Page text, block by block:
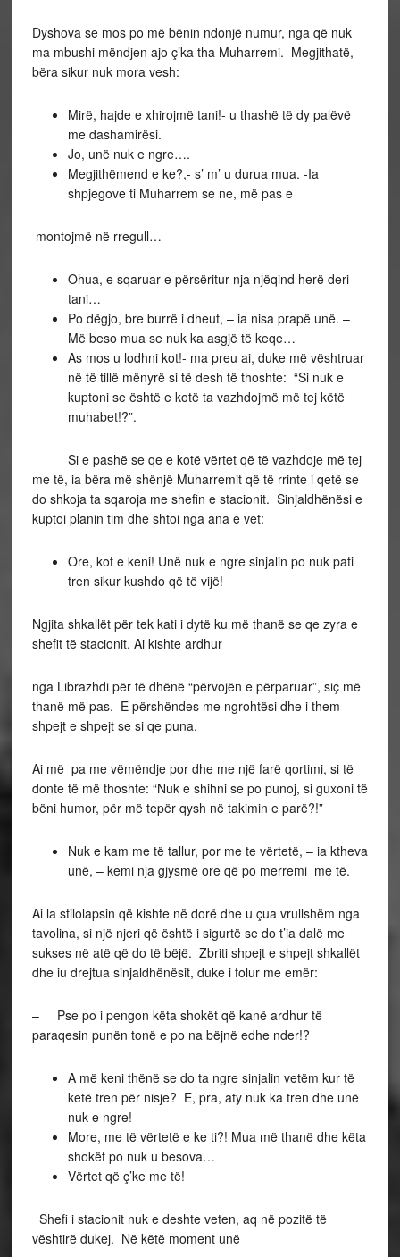
Dyshova se mos po më bënin ndonjë numur, nga që nuk
ma mbushi mëndjen ajo ç’ka tha Muharremi. Megjithatë,
bëra sikur nuk mora vesh:
Mirë, hajde e xhirojmë tani!- u thashë të dy palëvë
me dashamirësi.
Jo, unë nuk e ngre….
Megjithëmend e ke?,- s’ m’ u durua mua. -Ia
shpjegove ti Muharrem se ne, më pas e
montojmë në rregull…
Ohua, e sqaruar e përsëritur nja njëqind herë deri
tani…
Po dëgjo, bre burrë i dheut, – ia nisa prapë unë. –
Më beso mua se nuk ka asgjë të keqe…
As mos u lodhni kot!- ma preu ai, duke më vështruar
në të tillë mënyrë si të desh të thoshte: “Si nuk e
kuptoni se është e kotë ta vazhdojmë më tej këtë
muhabet!?”.
Si e pashë se qe e kotë vërtet që të vazhdoje më tej
me të, ia bëra më shënjë Muharremit që të rrinte i qetë se
do shkoja ta sqaroja me shefin e stacionit. Sinjaldhënësi e
kuptoi planin tim dhe shtoi nga ana e vet:
Ore, kot e keni! Unë nuk e ngre sinjalin po nuk pati
tren sikur kushdo që të vijë!
Ngjita shkallët për tek kati i dytë ku më thanë se qe zyra e
shefit të stacionit. Ai kishte ardhur
nga Librazhdi për të dhënë “përvojën e përparuar”, siç më
thanë më pas. E përshëndes me ngrohtësi dhe i them
shpejt e shpejt se si qe puna.
Ai më pa me vëmëndje por dhe me një farë qortimi, si të
donte të më thoshte: “Nuk e shihni se po punoj, si guxoni të
bëni humor, për më tepër qysh në takimin e parë?!”
Nuk e kam me të tallur, por me te vërtetë, – ia ktheva
unë, – kemi nja gjysmë ore që po merremi me të.
Ai la stilolapsin që kishte në dorë dhe u çua vrullshëm nga
tavolina, si një njeri që është i sigurtë se do t’ia dalë me
sukses në atë që do të bëjë. Zbriti shpejt e shpejt shkallët
dhe iu drejtua sinjaldhënësit, duke i folur me emër:
– Pse po i pengon këta shokët që kanë ardhur të
paraqesin punën tonë e po na bëjnë edhe nder!?
A më keni thënë se do ta ngre sinjalin vetëm kur të
ketë tren për nisje? E, pra, aty nuk ka tren dhe unë
nuk e ngre!
More, me të vërtetë e ke ti?! Mua më thanë dhe këta
shokët po nuk u besova…
Vërtet që ç’ke me të!
Shefi i stacionit nuk e deshte veten, aq në pozitë të
vështirë dukej. Në këtë moment unë